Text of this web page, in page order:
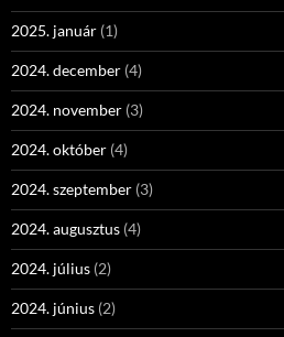
2025. január (1)
2024. december (4)
2024. november (3)
2024. október (4)
2024. szeptember (3)
2024. augusztus (4)
2024. július (2)
2024. június (2)